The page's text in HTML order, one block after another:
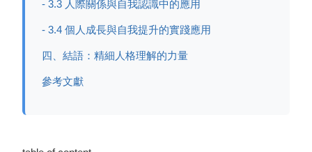
- 3.3 人際關係與自我認識中的應用
- 3.4 個人成長與自我提升的實踐應用
四、結語：精細人格理解的力量
參考文獻